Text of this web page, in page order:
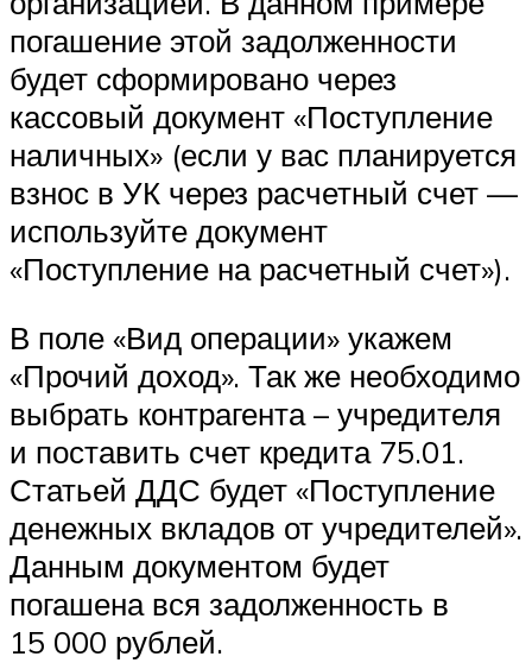
погашение этой задолженности
будет сформировано через
кассовый документ «Поступление
наличных» (если у вас планируется
взнос в УК через расчетный счет —
используйте документ
«Поступление на расчетный счет»).
В поле «Вид операции» укажем
«Прочий доход». Так же необходимо
выбрать контрагента – учредителя
и поставить счет кредита 75.01.
Статьей ДДС будет «Поступление
денежных вкладов от учредителей».
Данным документом будет
погашена вся задолженность в
15 000 рублей.